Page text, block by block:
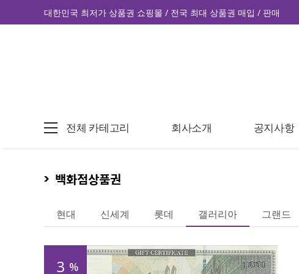
대한민국 최저가 상품권 쇼핑몰 / 전국 최대 상품권 매입 / 판매
전체 카테고리 회사소개 공지사항
백화점상품권
현대 신세계 롯데 갤러리아 그랜드
3 %